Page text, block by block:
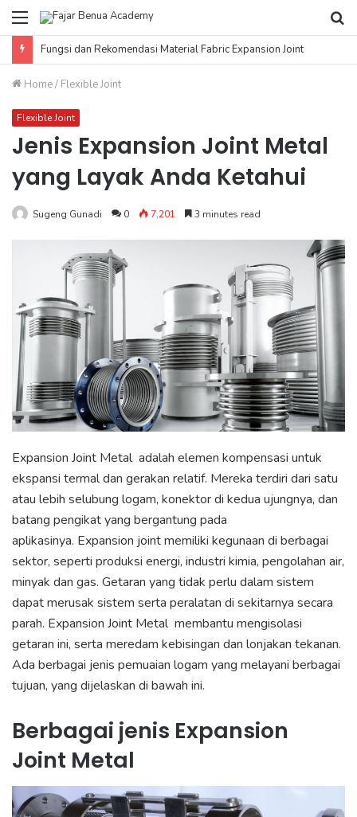
Menu
Fungsi dan Rekomendasi Material Fabric Expansion Joint
Home/ Flexible Joint
Flexible Joint
Jenis Expansion Joint Metal
yang Layak Anda Ketahui
Sugeng Gunadi 0 7,201 3 minutes read
Expansion Joint Metal adalah elemen kompensasi untuk
ekspansi termal dan gerakan relatif. Mereka terdiri dari satu
atau lebih selubung logam, konektor di kedua ujungnya, dan
batang pengikat yang bergantung pada
aplikasinya. Expansion joint memiliki kegunaan di berbagai
sektor, seperti produksi energi, industri kimia, pengolahan air,
minyak dan gas. Getaran yang tidak perlu dalam sistem
dapat merusak sistem serta peralatan di sekitarnya secara
parah. Expansion Joint Metal membantu mengisolasi
getaran ini, serta meredam kebisingan dan lonjakan tekanan.
Ada berbagai jenis pemuaian logam yang melayani berbagai
tujuan, yang dijelaskan di bawah ini.
Berbagai jenis Expansion
Joint Metal